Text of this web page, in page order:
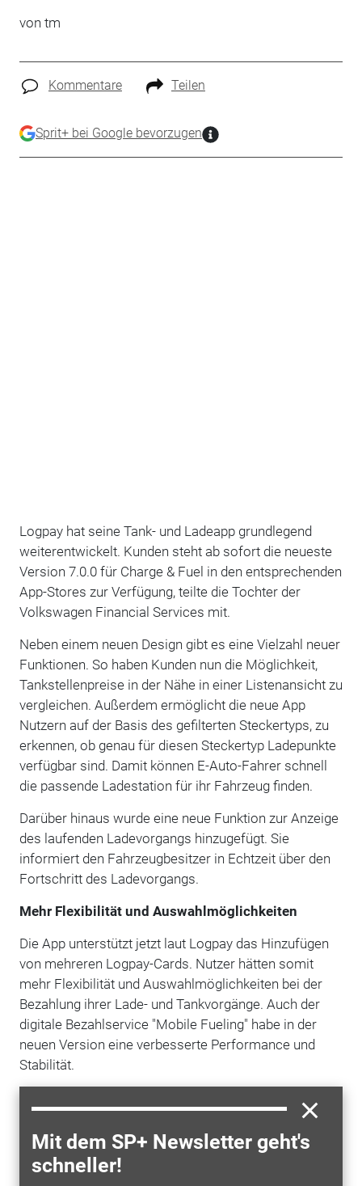
von tm
Kommentare Teilen
Sprit+ bei Google bevorzugen
Mit dem SP+ Newsletter geht's
schneller!
Logpay hat seine Tank- und Ladeapp grundlegend
weiterentwickelt. Kunden steht ab sofort die neueste
Version 7.0.0 für Charge & Fuel in den entsprechenden
App-Stores zur Verfügung, teilte die Tochter der
Volkswagen Financial Services mit.
Neben einem neuen Design gibt es eine Vielzahl neuer
Funktionen. So haben Kunden nun die Möglichkeit,
Tankstellenpreise in der Nähe in einer Listenansicht zu
vergleichen. Außerdem ermöglicht die neue App
Nutzern auf der Basis des gefilterten Steckertyps, zu
erkennen, ob genau für diesen Steckertyp Ladepunkte
verfügbar sind. Damit können E-Auto-Fahrer schnell
die passende Ladestation für ihr Fahrzeug finden.
Darüber hinaus wurde eine neue Funktion zur Anzeige
des laufenden Ladevorgangs hinzugefügt. Sie
informiert den Fahrzeugbesitzer in Echtzeit über den
Fortschritt des Ladevorgangs.
Mehr Flexibilität und Auswahlmöglichkeiten
Die App unterstützt jetzt laut Logpay das Hinzufügen
von mehreren Logpay-Cards. Nutzer hätten somit
mehr Flexibilität und Auswahlmöglichkeiten bei der
Bezahlung ihrer Lade- und Tankvorgänge. Auch der
digitale Bezahlservice "Mobile Fueling" habe in der
neuen Version eine verbesserte Performance und
Stabilität.
ermöglichen, sich nahtlos mit ihrer Audi-ID oder VW-
ID anzumelden. Dieser erleichterte Zugriff auf die App
soll sicherstellen, dass die Nutzer schnell und bequem
auf alle Funktionen zugreifen können.